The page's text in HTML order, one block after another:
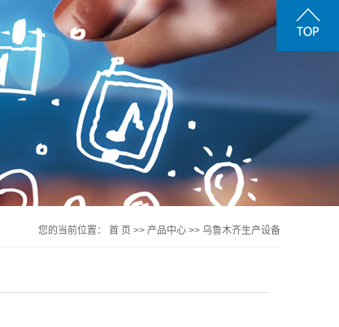
您的当前位置： 首 页 >> 产品中心 >> 乌鲁木齐生产设备